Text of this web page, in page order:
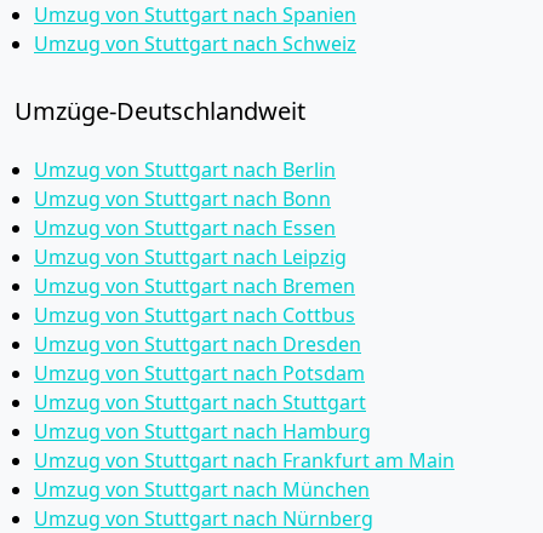
Umzug von Stuttgart nach Spanien
Umzug von Stuttgart nach Schweiz
Umzüge-Deutschlandweit
Umzug von Stuttgart nach Berlin
Umzug von Stuttgart nach Bonn
Umzug von Stuttgart nach Essen
Umzug von Stuttgart nach Leipzig
Umzug von Stuttgart nach Bremen
Umzug von Stuttgart nach Cottbus
Umzug von Stuttgart nach Dresden
Umzug von Stuttgart nach Potsdam
Umzug von Stuttgart nach Stuttgart
Umzug von Stuttgart nach Hamburg
Umzug von Stuttgart nach Frankfurt am Main
Umzug von Stuttgart nach München
Umzug von Stuttgart nach Nürnberg